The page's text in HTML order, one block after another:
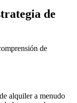
de
de
alquiler a menudo